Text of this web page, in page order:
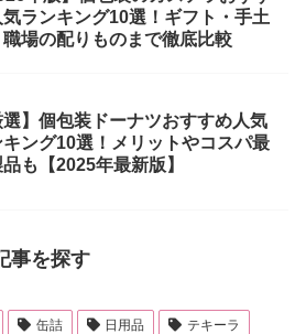
ランキング10選！ギフト・手土
職場の配りものまで徹底比較
選】個包装ドーナツおすすめ人気
キング10選！メリットやコスパ最
も【2025年最新版】
事を探す
缶詰 日用品 テキーラ